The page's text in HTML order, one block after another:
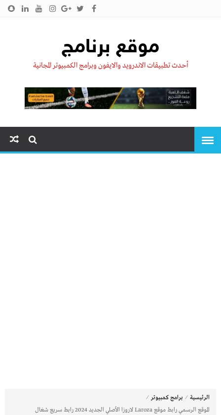
موقع برنامج
أحدث تطبيقات الاندرويد والايفون وبرامج الكمبيوتر المجانية
الرئيسية ⁄ برامج كمبيوتر ⁄
المـوقع الرسمـي رابط موقع Laroza لاروزا الأصلي الجديد 2024 رابط سريع شغال